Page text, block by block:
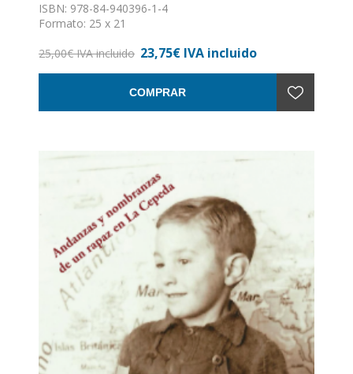
ISBN: 978-84-940396-1-4
Formato: 25 x 21
Encuadernación: Tapa dura
25,00€ IVA incluido 23,75€ IVA incluido
COMPRAR